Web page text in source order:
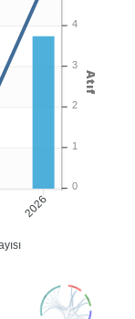
2026
4
3
2
1
0
Atıf